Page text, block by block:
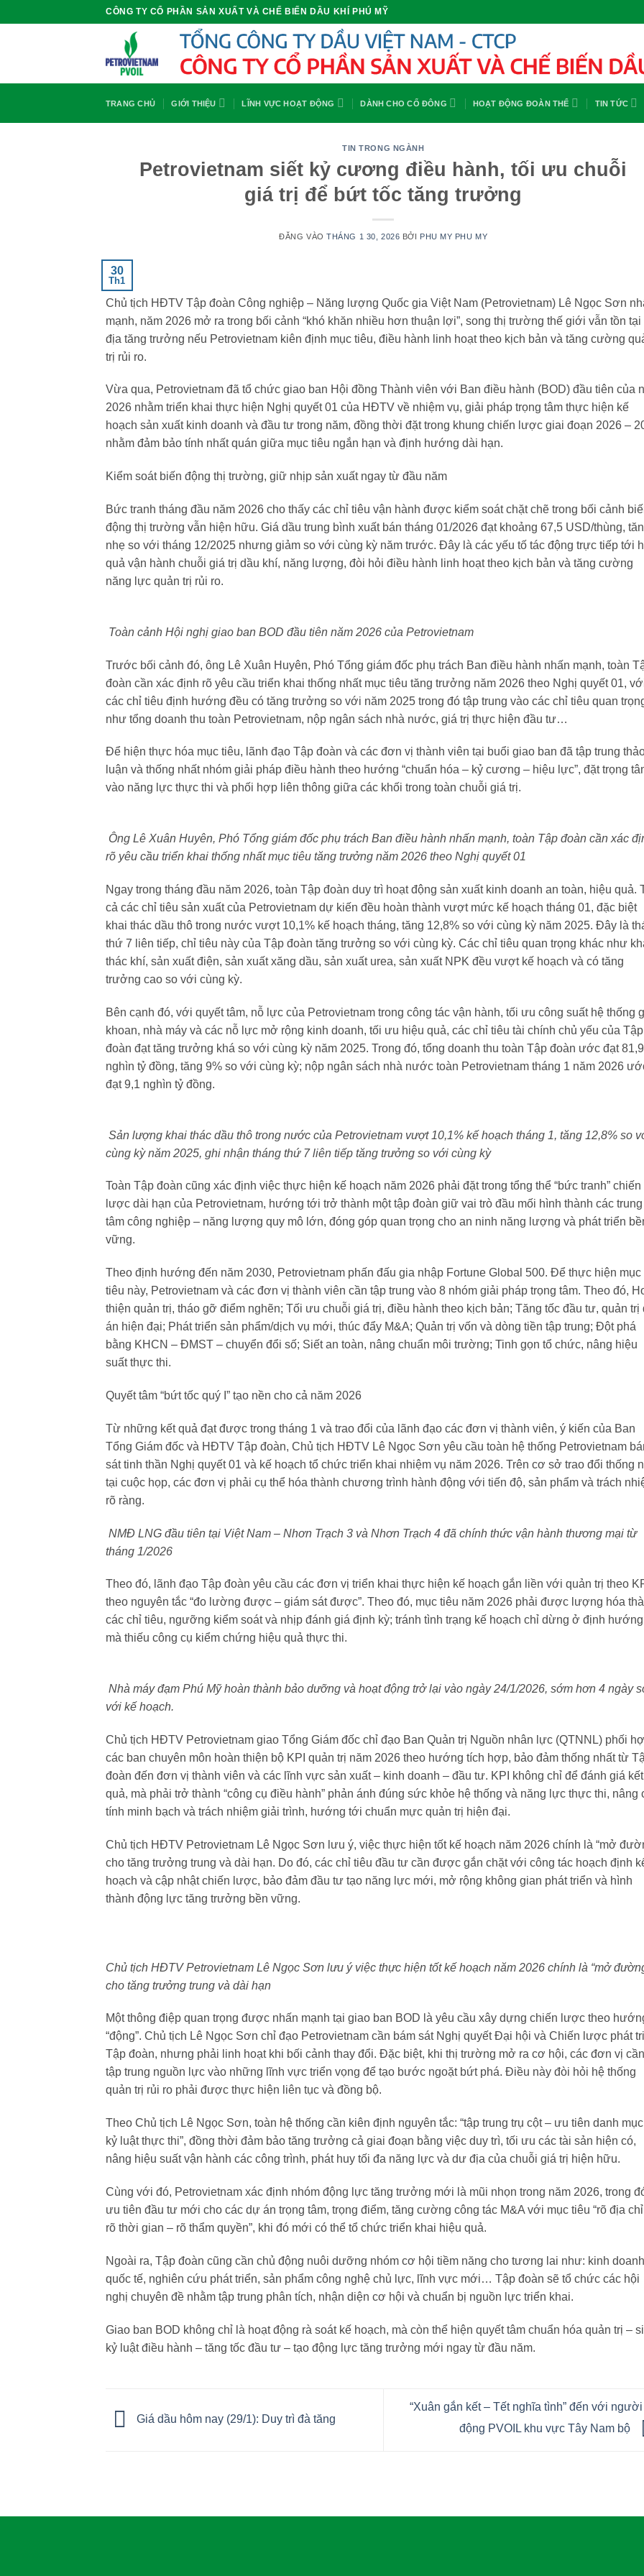
qua
CÔNG TY CỔ PHẦN SẢN XUẤT VÀ CHẾ BIẾN DẦU KHÍ PHÚ MỸ
TRANG CHỦ GIỚI THIỆU LĨNH VỰC HOẠT ĐỘNG DÀNH CHO CỔ ĐÔNG HOẠT ĐỘNG ĐOÀN THỂ TIN TỨC
TIN TRONG NGÀNH
Petrovietnam siết kỷ cương điều hành, tối ưu chuỗi
giá trị để bứt tốc tăng trưởng
ĐĂNG VÀOTHÁNG 1 30, 2026 BỞI PHU MY PHU MY
30
Th1
Chủ tịch HĐTV Tập đoàn Công nghiệp – Năng lượng Quốc gia Việt Nam (Petrovietnam) Lê Ngọc Sơn
mạnh, năm 2026 mở ra trong bối cảnh “khó khăn nhiều hơn thuận lợi”, song thị trường thế giới vẫn tồn
địa tăng trưởng nếu Petrovietnam kiên định mục tiêu, điều hành linh hoạt theo kịch bản và tăng cường
trị rủi ro.
Vừa qua, Petrovietnam đã tổ chức giao ban Hội đồng Thành viên với Ban điều hành (BOD) đầu tiên của
2026 nhằm triển khai thực hiện Nghị quyết 01 của HĐTV về nhiệm vụ, giải pháp trọng tâm thực hiện kế
hoạch sản xuất kinh doanh và đầu tư trong năm, đồng thời đặt trong khung chiến lược giai đoạn 2026 –
nhằm đảm bảo tính nhất quán giữa mục tiêu ngắn hạn và định hướng dài hạn.
Kiểm soát biến động thị trường, giữ nhịp sản xuất ngay từ đầu năm
Bức tranh tháng đầu năm 2026 cho thấy các chỉ tiêu vận hành được kiểm soát chặt chẽ trong bối cảnh
động thị trường vẫn hiện hữu. Giá dầu trung bình xuất bán tháng 01/2026 đạt khoảng 67,5 USD/thùng,
nhẹ so với tháng 12/2025 nhưng giảm so với cùng kỳ năm trước. Đây là các yếu tố tác động trực tiếp tới
quả vận hành chuỗi giá trị dầu khí, năng lượng, đòi hỏi điều hành linh hoạt theo kịch bản và tăng cường
năng lực quản trị rủi ro.
Toàn cảnh Hội nghị giao ban BOD đầu tiên năm 2026 của Petrovietnam
Trước bối cảnh đó, ông Lê Xuân Huyên, Phó Tổng giám đốc phụ trách Ban điều hành nhấn mạnh, toàn
đoàn cần xác định rõ yêu cầu triển khai thống nhất mục tiêu tăng trưởng năm 2026 theo Nghị quyết 01,
các chỉ tiêu định hướng đều có tăng trưởng so với năm 2025 trong đó tập trung vào các chỉ tiêu quan
như tổng doanh thu toàn Petrovietnam, nộp ngân sách nhà nước, giá trị thực hiện đầu tư…
Để hiện thực hóa mục tiêu, lãnh đạo Tập đoàn và các đơn vị thành viên tại buổi giao ban đã tập trung
luận và thống nhất nhóm giải pháp điều hành theo hướng “chuẩn hóa – kỷ cương – hiệu lực”, đặt trọng
vào năng lực thực thi và phối hợp liên thông giữa các khối trong toàn chuỗi giá trị.
Ông Lê Xuân Huyên, Phó Tổng giám đốc phụ trách Ban điều hành nhấn mạnh, toàn Tập đoàn cần xác
rõ yêu cầu triển khai thống nhất mục tiêu tăng trưởng năm 2026 theo Nghị quyết 01
Ngay trong tháng đầu năm 2026, toàn Tập đoàn duy trì hoạt động sản xuất kinh doanh an toàn, hiệu quả.
cả các chỉ tiêu sản xuất của Petrovietnam dự kiến đều hoàn thành vượt mức kế hoạch tháng 01, đặc biệt
khai thác dầu thô trong nước vượt 10,1% kế hoạch tháng, tăng 12,8% so với cùng kỳ năm 2025. Đây là
thứ 7 liên tiếp, chỉ tiêu này của Tập đoàn tăng trưởng so với cùng kỳ. Các chỉ tiêu quan trọng khác như
thác khí, sản xuất điện, sản xuất xăng dầu, sản xuất urea, sản xuất NPK đều vượt kế hoạch và có tăng
trưởng cao so với cùng kỳ.
Bên cạnh đó, với quyết tâm, nỗ lực của Petrovietnam trong công tác vận hành, tối ưu công suất hệ thống
khoan, nhà máy và các nỗ lực mở rộng kinh doanh, tối ưu hiệu quả, các chỉ tiêu tài chính chủ yếu của Tập
đoàn đạt tăng trưởng khá so với cùng kỳ năm 2025. Trong đó, tổng doanh thu toàn Tập đoàn ước đạt 81,9
nghìn tỷ đồng, tăng 9% so với cùng kỳ; nộp ngân sách nhà nước toàn Petrovietnam tháng 1 năm 2026
đạt 9,1 nghìn tỷ đồng.
Sản lượng khai thác dầu thô trong nước của Petrovietnam vượt 10,1% kế hoạch tháng 1, tăng 12,8% so
cùng kỳ năm 2025, ghi nhận tháng thứ 7 liên tiếp tăng trưởng so với cùng kỳ
Toàn Tập đoàn cũng xác định việc thực hiện kế hoạch năm 2026 phải đặt trong tổng thể “bức tranh” chiến
lược dài hạn của Petrovietnam, hướng tới trở thành một tập đoàn giữ vai trò đầu mối hình thành các trung
tâm công nghiệp – năng lượng quy mô lớn, đóng góp quan trọng cho an ninh năng lượng và phát triển
vững.
Theo định hướng đến năm 2030, Petrovietnam phấn đấu gia nhập Fortune Global 500. Để thực hiện mục
tiêu này, Petrovietnam và các đơn vị thành viên cần tập trung vào 8 nhóm giải pháp trọng tâm. Theo đó,
thiện quản trị, tháo gỡ điểm nghẽn; Tối ưu chuỗi giá trị, điều hành theo kịch bản; Tăng tốc đầu tư, quản trị
án hiện đại; Phát triển sản phẩm/dịch vụ mới, thúc đẩy M&A; Quản trị vốn và dòng tiền tập trung; Đột phá
bằng KHCN – ĐMST – chuyển đổi số; Siết an toàn, nâng chuẩn môi trường; Tinh gọn tổ chức, nâng hiệu
suất thực thi.
Quyết tâm “bứt tốc quý I” tạo nền cho cả năm 2026
Từ những kết quả đạt được trong tháng 1 và trao đổi của lãnh đạo các đơn vị thành viên, ý kiến của Ban
Tổng Giám đốc và HĐTV Tập đoàn, Chủ tịch HĐTV Lê Ngọc Sơn yêu cầu toàn hệ thống Petrovietnam
sát tinh thần Nghị quyết 01 và kế hoạch tổ chức triển khai nhiệm vụ năm 2026. Trên cơ sở trao đổi thống
tại cuộc họp, các đơn vị phải cụ thể hóa thành chương trình hành động với tiến độ, sản phẩm và trách
rõ ràng.
NMĐ LNG đầu tiên tại Việt Nam – Nhơn Trạch 3 và Nhơn Trạch 4 đã chính thức vận hành thương mại từ
tháng 1/2026
Theo đó, lãnh đạo Tập đoàn yêu cầu các đơn vị triển khai thực hiện kế hoạch gắn liền với quản trị theo
theo nguyên tắc “đo lường được – giám sát được”. Theo đó, mục tiêu năm 2026 phải được lượng hóa
các chỉ tiêu, ngưỡng kiểm soát và nhịp đánh giá định kỳ; tránh tình trạng kế hoạch chỉ dừng ở định hướng
mà thiếu công cụ kiểm chứng hiệu quả thực thi.
Nhà máy đạm Phú Mỹ hoàn thành bảo dưỡng và hoạt động trở lại vào ngày 24/1/2026, sớm hơn 4 ngày
với kế hoạch.
Chủ tịch HĐTV Petrovietnam giao Tổng Giám đốc chỉ đạo Ban Quản trị Nguồn nhân lực (QTNNL) phối
các ban chuyên môn hoàn thiện bộ KPI quản trị năm 2026 theo hướng tích hợp, bảo đảm thống nhất từ
đoàn đến đơn vị thành viên và các lĩnh vực sản xuất – kinh doanh – đầu tư. KPI không chỉ để đánh giá kết
quả, mà phải trở thành “công cụ điều hành” phản ánh đúng sức khỏe hệ thống và năng lực thực thi, nâng
tính minh bạch và trách nhiệm giải trình, hướng tới chuẩn mực quản trị hiện đại.
Chủ tịch HĐTV Petrovietnam Lê Ngọc Sơn lưu ý, việc thực hiện tốt kế hoạch năm 2026 chính là “mở
cho tăng trưởng trung và dài hạn. Do đó, các chỉ tiêu đầu tư cần được gắn chặt với công tác hoạch định
hoạch và cập nhật chiến lược, bảo đảm đầu tư tạo năng lực mới, mở rộng không gian phát triển và hình
thành động lực tăng trưởng bền vững.
Chủ tịch HĐTV Petrovietnam Lê Ngọc Sơn lưu ý việc thực hiện tốt kế hoạch năm 2026 chính là “mở
cho tăng trưởng trung và dài hạn
Một thông điệp quan trọng được nhấn mạnh tại giao ban BOD là yêu cầu xây dựng chiến lược theo
“động”. Chủ tịch Lê Ngọc Sơn chỉ đạo Petrovietnam cần bám sát Nghị quyết Đại hội và Chiến lược phát
Tập đoàn, nhưng phải linh hoạt khi bối cảnh thay đổi. Đặc biệt, khi thị trường mở ra cơ hội, các đơn vị cần
tập trung nguồn lực vào những lĩnh vực triển vọng để tạo bước ngoặt bứt phá. Điều này đòi hỏi hệ thống
quản trị rủi ro phải được thực hiện liên tục và đồng bộ.
Theo Chủ tịch Lê Ngọc Sơn, toàn hệ thống cần kiên định nguyên tắc: “tập trung trụ cột – ưu tiên danh
kỷ luật thực thi”, đồng thời đảm bảo tăng trưởng cả giai đoạn bằng việc duy trì, tối ưu các tài sản hiện có,
nâng hiệu suất vận hành các công trình, phát huy tối đa năng lực và dư địa của chuỗi giá trị hiện hữu.
Cùng với đó, Petrovietnam xác định nhóm động lực tăng trưởng mới là mũi nhọn trong năm 2026, trong
ưu tiên đầu tư mới cho các dự án trọng tâm, trọng điểm, tăng cường công tác M&A với mục tiêu “rõ địa
rõ thời gian – rõ thẩm quyền”, khi đó mới có thể tổ chức triển khai hiệu quả.
Ngoài ra, Tập đoàn cũng cần chủ động nuôi dưỡng nhóm cơ hội tiềm năng cho tương lai như: kinh doanh
quốc tế, nghiên cứu phát triển, sản phẩm công nghệ chủ lực, lĩnh vực mới… Tập đoàn sẽ tổ chức các hội
nghị chuyên đề nhằm tập trung phân tích, nhận diện cơ hội và chuẩn bị nguồn lực triển khai.
Giao ban BOD không chỉ là hoạt động rà soát kế hoạch, mà còn thể hiện quyết tâm chuẩn hóa quản trị –
kỷ luật điều hành – tăng tốc đầu tư – tạo động lực tăng trưởng mới ngay từ đầu năm.
Giá dầu hôm nay (29/1): Duy trì đà tăng
“Xuân gắn kết – Tết nghĩa tình” đến với
động PVOIL khu vực Tây Nam bộ